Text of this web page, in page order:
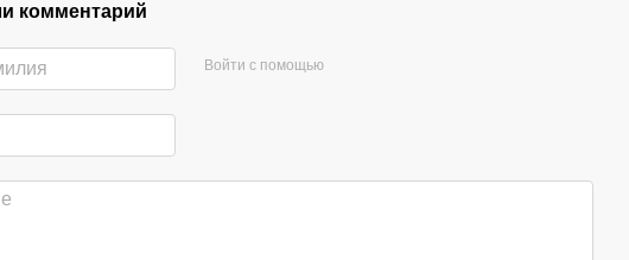
комментарий
Войти с помощью